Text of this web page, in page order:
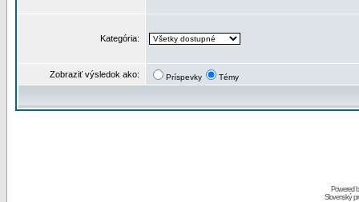
Kategória:
Zobraziť výsledok ako: Príspevky Témy
Powered
Slovenský